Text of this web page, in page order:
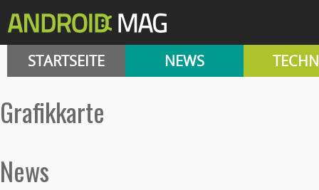
STARTSEITE NEWS
Grafikkarte
News